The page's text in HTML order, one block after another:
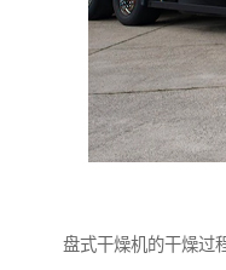
盘式干燥机的干燥过